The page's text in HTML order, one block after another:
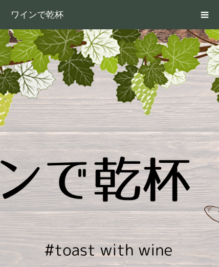
ワインで乾杯